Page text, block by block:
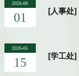
2026-06
01
2026-05
15 [学工处